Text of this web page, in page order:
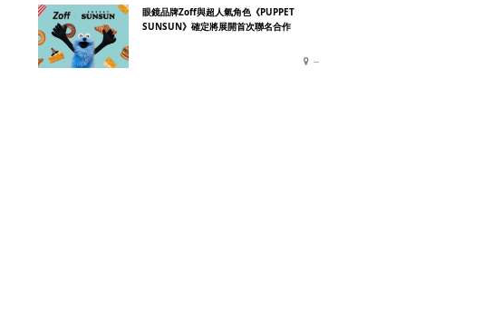
眼鏡品牌Zoff與超人氣角色《PUPPET
SUNSUN》確定將展開首次聯名合作
--